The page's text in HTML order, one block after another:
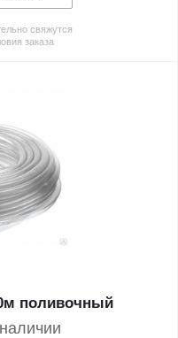
свяжутся
заказа
поливочный